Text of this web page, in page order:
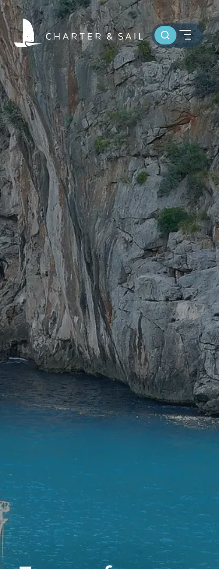
HOME
WELTWEIT SEGELN
OSTSEE SEGELTÖRNS
SERVICE
SEGELBLOG
BAREBOOT CHARTER
Toursuche